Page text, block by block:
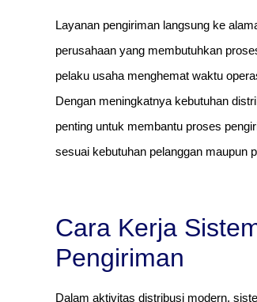
Layanan pengiriman langsung ke
perusahaan yang membutuhkan
pelaku usaha menghemat waktu
Dengan meningkatnya kebutuhan
penting untuk membantu proses
sesuai kebutuhan pelanggan maupun
Cara Kerja
Pengiriman
Dalam aktivitas distribusi modern,